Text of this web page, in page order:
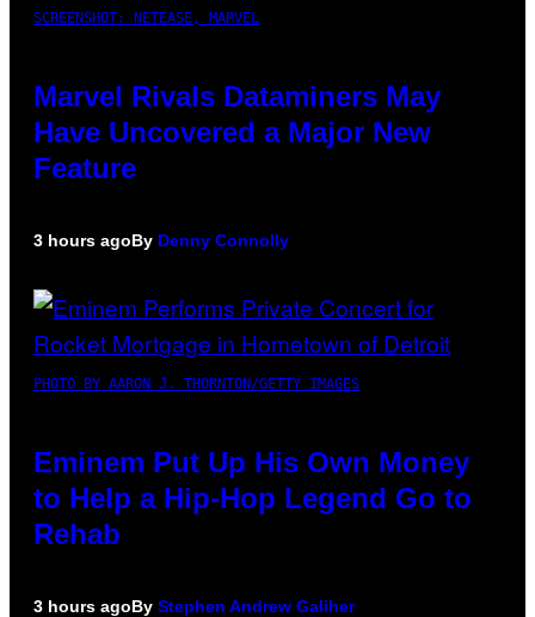
SCREENSHOT: NETEASE, MARVEL
Marvel Rivals Dataminers May
Have Uncovered a Major New
Feature
3 hours agoBy Denny Connolly
PHOTO BY AARON J. THORNTON/GETTY IMAGES
Eminem Put Up His Own Money
to Help a Hip-Hop Legend Go to
Rehab
3 hours agoBy Stephen Andrew Galiher